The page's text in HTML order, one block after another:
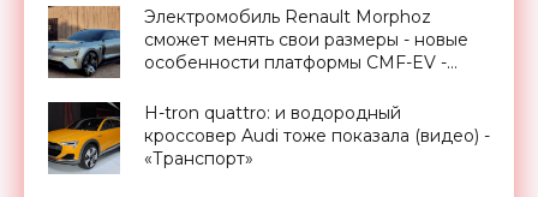
Электромобиль Renault Morphoz
сможет менять свои размеры - новые
особенности платформы CMF-EV -
H-tron quattro: и водородный
кроссовер Audi тоже показала (видео) -
«Транспорт»